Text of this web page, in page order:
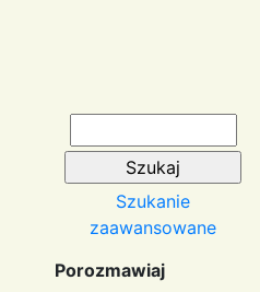
Szukanie
zaawansowane
Porozmawiaj